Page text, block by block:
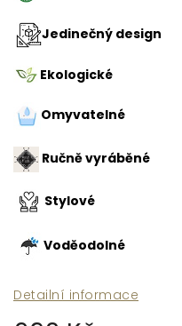
Jedinečný design
Ekologické
Omyvatelné
Ručně vyráběné
Stylové
Voděodolné
Detailní informace